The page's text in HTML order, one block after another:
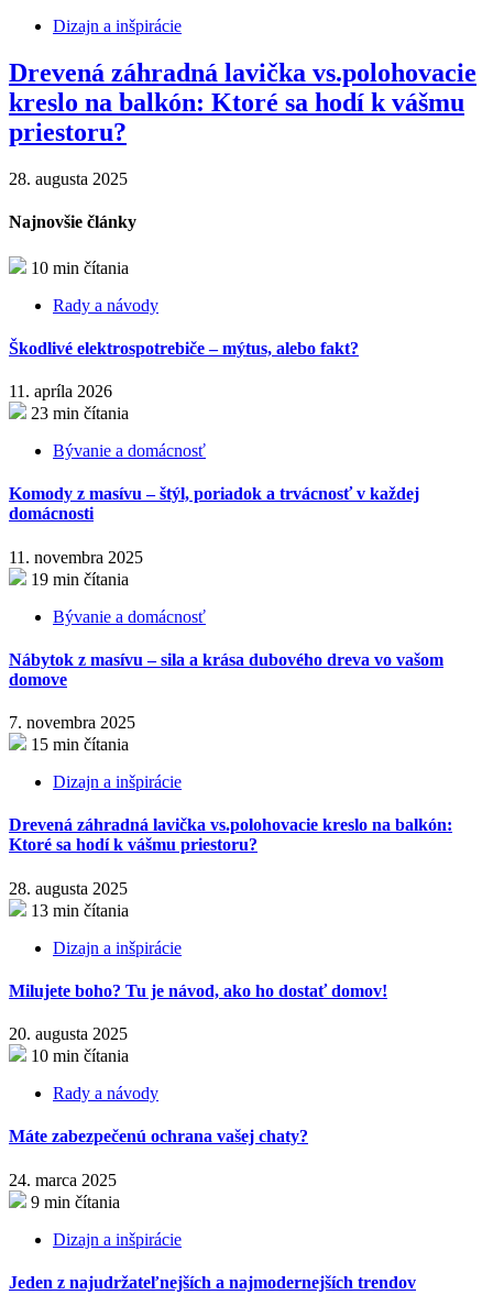
Dizajn a inšpirácie
Drevená záhradná lavička vs.polohovacie
kreslo na balkón: Ktoré sa hodí k vášmu
priestoru?
28. augusta 2025
Najnovšie články
10 min čítania
Rady a návody
Škodlivé elektrospotrebiče – mýtus, alebo fakt?
11. apríla 2026
23 min čítania
Bývanie a domácnosť
Komody z masívu – štýl, poriadok a trvácnosť v každej
domácnosti
11. novembra 2025
19 min čítania
Bývanie a domácnosť
Nábytok z masívu – sila a krása dubového dreva vo vašom
domove
7. novembra 2025
15 min čítania
Dizajn a inšpirácie
Drevená záhradná lavička vs.polohovacie kreslo na balkón:
Ktoré sa hodí k vášmu priestoru?
28. augusta 2025
13 min čítania
Dizajn a inšpirácie
Milujete boho? Tu je návod, ako ho dostať domov!
20. augusta 2025
10 min čítania
Rady a návody
Máte zabezpečenú ochrana vašej chaty?
24. marca 2025
9 min čítania
Dizajn a inšpirácie
Jeden z najudržateľnejších a najmodernejších trendov